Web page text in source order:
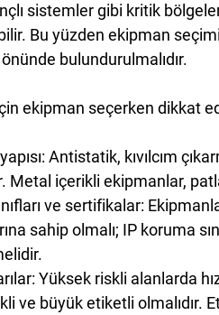
sistemler gibi kritik
Bu yüzden ekipman
bulundurulmalıdır.
ekipman seçerken dikkat
Antistatik, kıvılcım
Metal içerikli ekipmanlar,
ve sertifikalar:
sahip olmalı; IP koruma
Yüksek riskli alanlarda
ve büyük etiketli olmalıdır.